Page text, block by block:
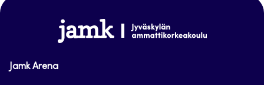
www.jamk.fi
Jamk Arena